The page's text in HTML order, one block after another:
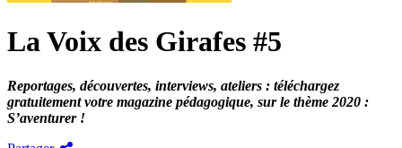
La Voix des Girafes #5
Reportages, découvertes, interviews, ateliers : téléchargez
gratuitement votre magazine pédagogique, sur le thème 2020 :
S’aventurer !